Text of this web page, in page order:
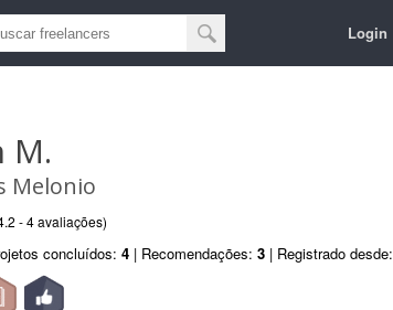
Login
M.
Melonio
- 4 avaliações)
concluídos: 4 | Recomendações: 3 | Registrado desde: